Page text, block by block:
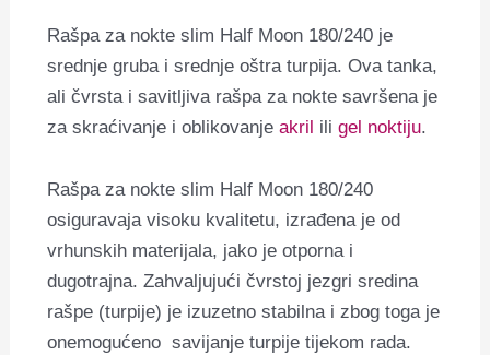
Rašpa za nokte slim Half Moon 180/240 je
srednje gruba i srednje oštra turpija. Ova tanka,
ali čvrsta i savitljiva rašpa za nokte savršena je
za skraćivanje i oblikovanjeakril iligel noktiju.
Rašpa za nokte slim Half Moon 180/240
osiguravaja visoku kvalitetu, izrađena je od
vrhunskih materijala, jako je otporna i
dugotrajna. Zahvaljujući čvrstoj jezgri sredina
rašpe (turpije) je izuzetno stabilna i zbog toga je
onemogućeno savijanje turpije tijekom rada.